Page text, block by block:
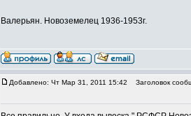
Валерьян. Новоземелец 1936-1953г.
Добавлено: Чт Мар 31, 2011 15:42 Заголовок